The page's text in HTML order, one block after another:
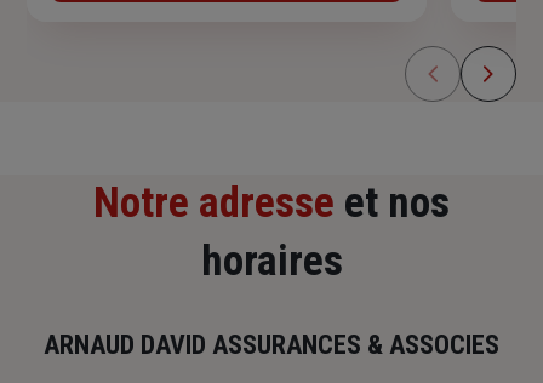
Notre adresse et nos
horaires
ARNAUD DAVID ASSURANCES & ASSOCIES